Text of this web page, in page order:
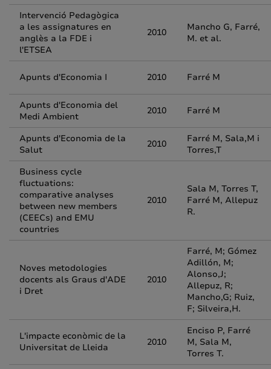
Intervenció Pedagògica
a les assignatures en
anglès a la FDE i
l'ETSEA
2010
Mancho G, Farré,
M. et al.
Apunts d'Economia I 2010 Farré M
Apunts d'Economia del
Medi Ambient
2010 Farré M
Apunts d'Economia de la
Salut
2010
Farré M, Sala,M i
Torres,T
Business cycle
fluctuations:
comparative analyses
between new members
(CEECs) and EMU
countries
2010
Sala M, Torres T,
Farré M, Allepuz
R.
Noves metodologies
docents als Graus d'ADE
i Dret
2010
Farré, M; Gómez
Adillón, M;
Alonso,J;
Allepuz, R;
Mancho,G; Ruiz,
F; Silveira,H.
L'impacte econòmic de la
Universitat de Lleida
2010
Enciso P, Farré
M, Sala M,
Torres T.